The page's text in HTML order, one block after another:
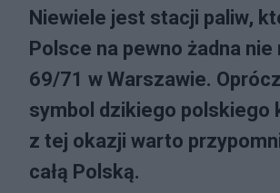
Niewiele jest stacji paliw,
Polsce na pewno żadna
69/71 w Warszawie.
symbol dzikiego polskiego
z tej okazji warto
całą Polską.